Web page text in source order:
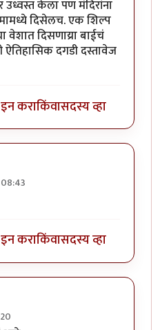
उध्वस्त केला पण मंदिरांना
दिसेलच. एक शिल्प
वेशात दिसणाय्रा बाईचं
दगडी दस्तावेज
कराकिंवासदस्य व्हा
कराकिंवासदस्य व्हा